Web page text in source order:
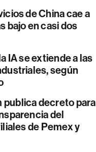
de China cae a
bajo en casi dos
IA se extiende a las
según
publica decreto para
del
de Pemex y